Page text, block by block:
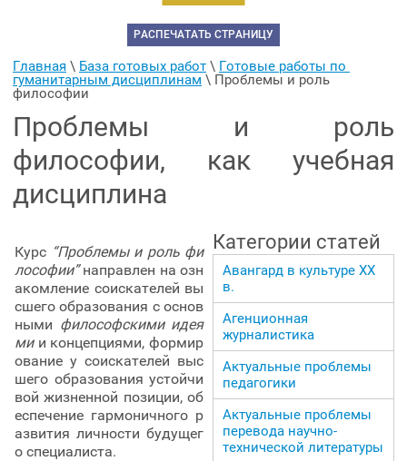
РАСПЕЧАТАТЬ СТРАНИЦУ
Главная \ База готовых работ \ Готовые работы по
гуманитарным дисциплинам \ Проблемы и роль
философии
Проблемы и роль
философии, как учебная
дисциплина
Курс “Проблемы и роль фи
лософии”направлен на озн
акомление соискателей вы
сшего образования с основ
ными философскими идея
мии концепциями, формир
ование у соискателей выс
шего образования устойчи
вой жизненной позиции, об
еспечение гармоничного р
азвития личности будущег
о специалиста.
Категории статей
Авангард в культуре ХХ
в.
Агенционная
журналистика
Актуальные проблемы
педагогики
Актуальные проблемы
перевода научно-
технической литературы